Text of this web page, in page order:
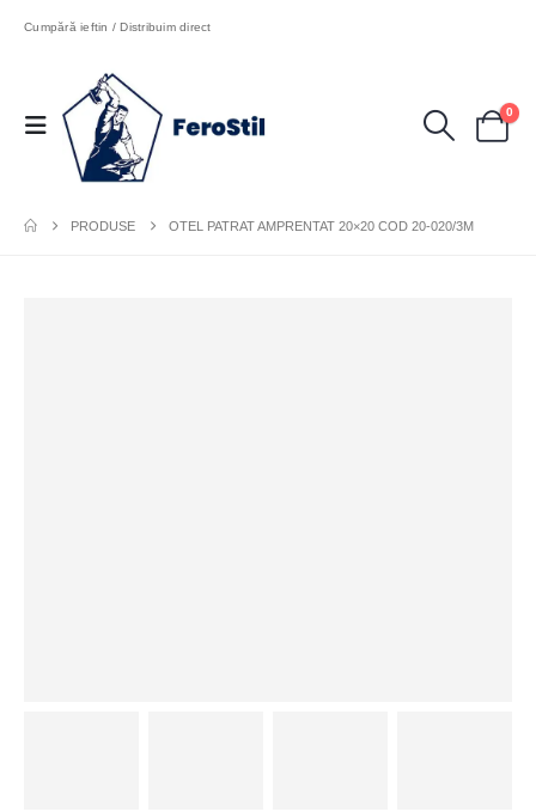
Cumpără ieftin / Distribuim direct
0
PRODUSE OTEL PATRAT AMPRENTAT 20×20 COD 20-020/3M